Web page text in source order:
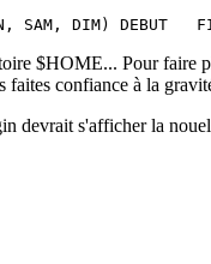
$HOME... Pour faire
confiance à la
devrait s'afficher la